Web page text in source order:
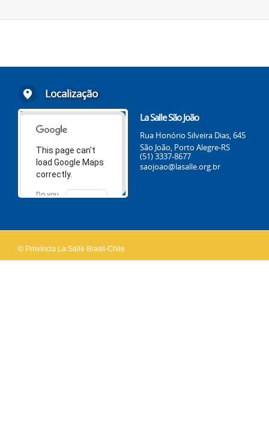
Localização
This page can't
load Google Maps
correctly.
Do you
OK
La Salle São João
Rua Honório Silveira Dias, 645
São João, Porto Alegre-RS
(51) 3337-8677
saojoao@lasalle.org.br
© Província La Salle Brasil-Chile